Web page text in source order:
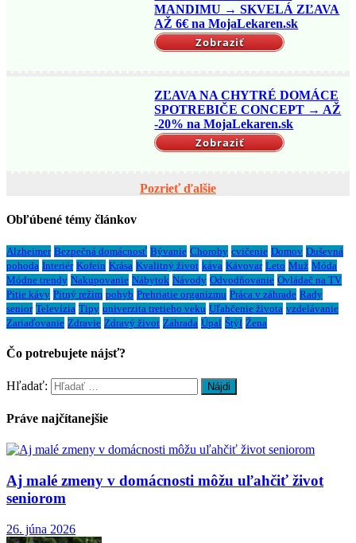
MANDIMU → SKVELÁ ZĽAVA
AŽ 6€ na MojaLekaren.sk
Zobraziť
ZĽAVA NA CHYTRÉ DOMÁCE
SPOTREBIČE CONCEPT → AŽ
-20% na MojaLekaren.sk
Zobraziť
Pozrieť ďalšie
Obľúbené témy článkov
Alzheimer Bezpečná domácnosť Bývanie Choroby cvičenie Domov Duševná
pohoda Interiér Kofeín Krása Kvalitný život káva Kávovar Leto Muž Móda
Módne trendy Nakupovanie Nábytok Návody Odvodňovanie Ovládač na TV
Pitie kávy Pitný režim pohyb Prehriatie organizmu Práca v záhrade Rady
senior Televízia Tipy univerzita tretieho veku Uľahčenie života vzdelávanie
Zariaďovanie Zdravie Zdravý život Záhrada Úpal Štýl Žena
Čo potrebujete nájsť?
Hľadať:
Práve najčítanejšie
Aj malé zmeny v domácnosti môžu uľahčiť život
seniorom
26. júna 2026